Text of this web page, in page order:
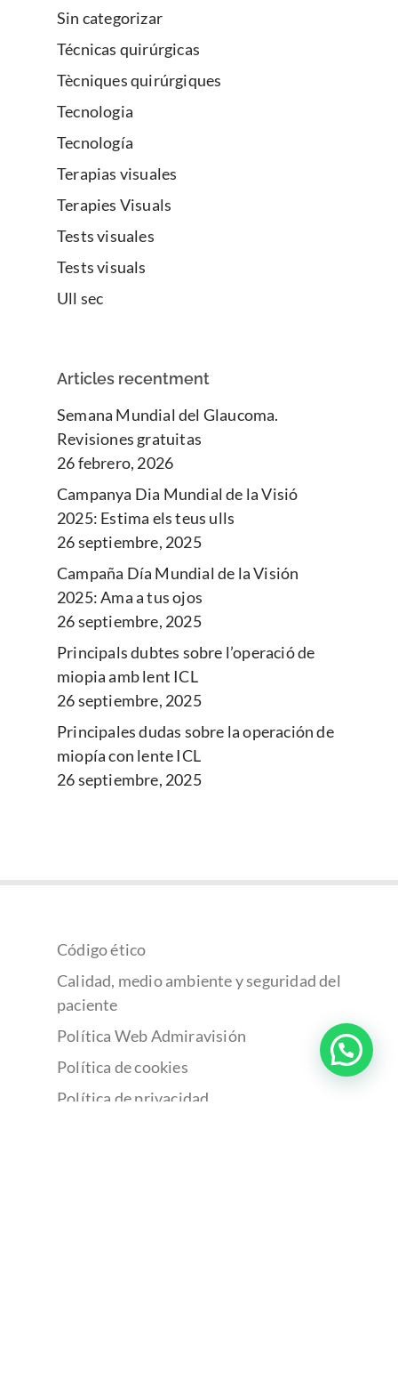
Sin categorizar
Técnicas quirúrgicas
Tècniques quirúrgiques
Tecnologia
Tecnología
Terapias visuales
Terapies Visuals
Tests visuales
Tests visuals
Ull sec
Articles recentment
Semana Mundial del Glaucoma.
Revisiones gratuitas
26 febrero, 2026
Campanya Dia Mundial de la Visió
2025: Estima els teus ulls
26 septiembre, 2025
Campaña Día Mundial de la Visión
2025: Ama a tus ojos
26 septiembre, 2025
Principals dubtes sobre l’operació de
miopia amb lent ICL
26 septiembre, 2025
Principales dudas sobre la operación de
miopía con lente ICL
26 septiembre, 2025
Código ético
Calidad, medio ambiente y seguridad del
paciente
Política Web Admiravisión
Política de cookies
Política de privacidad